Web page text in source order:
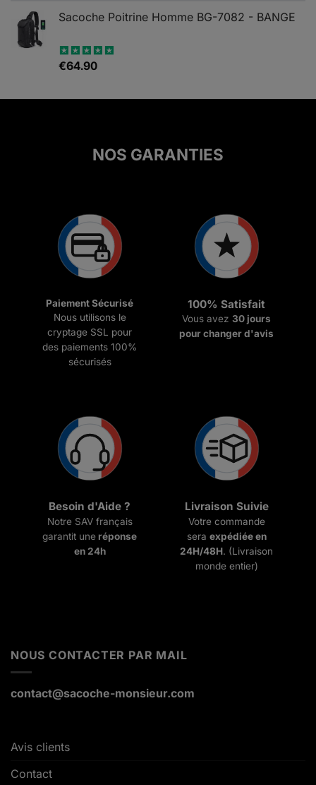
initial
actuel
Sacoche Poitrine Homme BG-7082 - BANGE
Note5.00
€64.90
NOS GARANTIES
Paiement Sécurisé
Nous utilisons le
cryptage SSL pour
des paiements 100%
sécurisés
100% Satisfait
Vous avez 30 jours
pour changer d'avis
Besoin d'Aide ?
Notre SAV français
garantit une réponse
en 24h
Livraison Suivie
Votre commande
sera expédiée en
24H/48H. (Livraison
monde entier)
NOUS CONTACTER PAR MAIL
contact@sacoche-monsieur.com
Avis clients
Contact